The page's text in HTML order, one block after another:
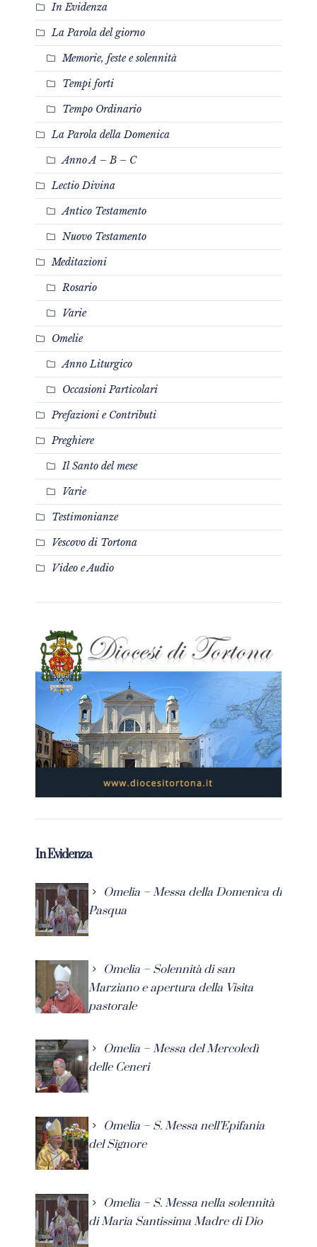
In Evidenza
La Parola del giorno
Memorie, feste e solennità
Tempi forti
Tempo Ordinario
La Parola della Domenica
Anno A – B – C
Lectio Divina
Antico Testamento
Nuovo Testamento
Meditazioni
Rosario
Varie
Omelie
Anno Liturgico
Occasioni Particolari
Prefazioni e Contributi
Preghiere
Il Santo del mese
Varie
Testimonianze
Vescovo di Tortona
Video e Audio
In Evidenza
Omelia – Messa della Domenica di
Pasqua
Omelia – Solennità di san
Marziano e apertura della Visita
pastorale
Omelia – Messa del Mercoledì
delle Ceneri
Omelia – S. Messa nell’Epifania
del Signore
Omelia – S. Messa nella solennità
di Maria Santissima Madre di Dio